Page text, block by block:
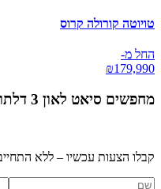
טויוטה קורולה קרוס
החל מ-
₪179,990
מחפשים סיאט לאון 3 דלתות
קבלו הצעות עכשיו – ללא